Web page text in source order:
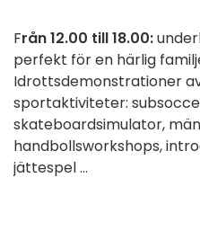
Från 12.00 till 18.00:
perfekt för en härlig
Idrottsdemonstrationer
sportaktiviteter:
skateboardsimulator,
handbollsworkshops,
jättespel ...